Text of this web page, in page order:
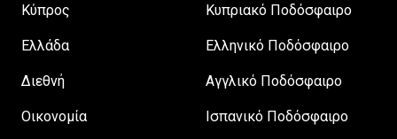
Κύπρος
Ελλάδα
Διεθνή
Οικονομία
Κυπριακό Ποδόσφαιρο
Ελληνικό Ποδόσφαιρο
Αγγλικό Ποδόσφαιρο
Ισπανικό Ποδόσφαιρο